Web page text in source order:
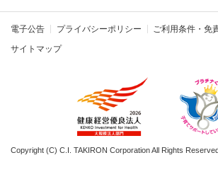
電子公告 プライバシーポリシー ご利用条件・免
サイトマップ
Copyright (C) C.I. TAKIRON Corporation All Rights